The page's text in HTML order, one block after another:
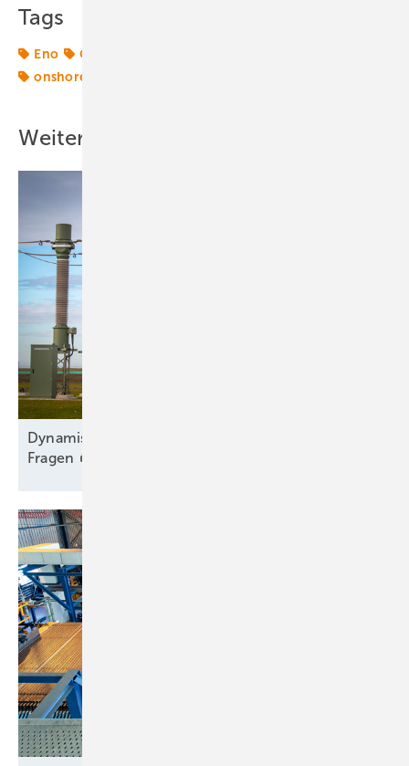
Tags
Eno Großbritannien
onshore-wind
Weitere Inhalte
Dy namischer Ausbau trotz Engpass und offener
Fragen